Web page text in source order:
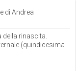
di Andrea
della rinascita.
(quindicesima